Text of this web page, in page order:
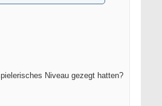
Niveau gezegt hatten?